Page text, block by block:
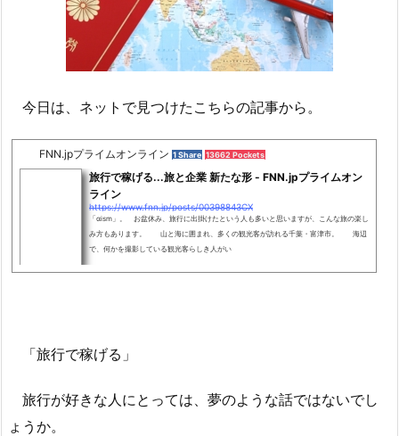
今日は、ネットで見つけたこちらの記事から。
FNN.jpプライムオンライン 1 Share 13662 Pockets
旅行で稼げる...旅と企業 新たな形 - FNN.jpプライムオン
ライン
https://www.fnn.jp/posts/00398843CX
「αism」。 お盆休み、旅行に出掛けたという人も多いと思いますが、こんな旅の楽し
み方もあります。 山と海に囲まれ、多くの観光客が訪れる千葉・富津市。 海辺
で、何かを撮影している観光客らしき人がい
「旅行で稼げる」
旅行が好きな人にとっては、夢のような話ではないでし
ょうか。